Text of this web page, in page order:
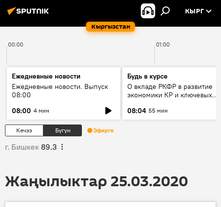
Кыргызстан
КЫРГ
00:00 01:00
Ежедневные новости
Ежедневные новости. Выпуск
08:00
08:00 4 мин
Будь в курсе
О вкладе РКФР в развитие
экономики КР и ключевых
08:04 55 мин
Кечээ Бүгүн Эфирге
г. Бишкек 89.3
Жаңылыктар 25.03.2020